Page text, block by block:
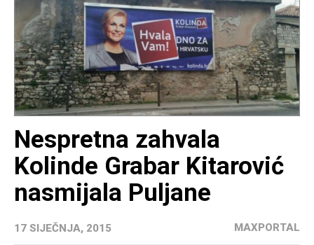
Nespretna zahvala
Kolinde Grabar Kitarović
nasmijala Puljane
17 SIJEČNJA, 2015 MAXPORTAL